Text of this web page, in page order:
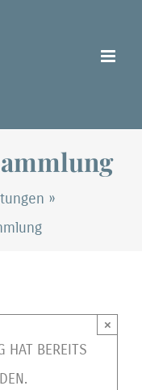
»
HAT BEREITS
×